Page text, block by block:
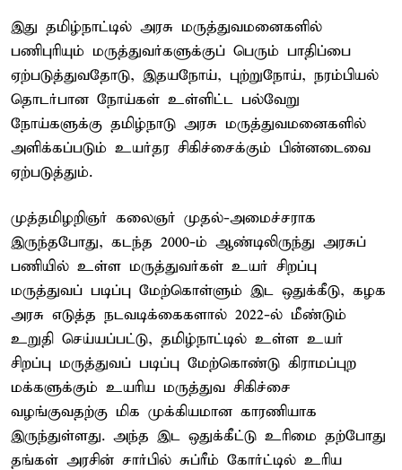
இது தமிழ்நாட்டில் அரசு மருத்துவமனைகளில்
பணிபுரியும் மருத்துவர்களுக்குப் பெரும் பாதிப்பை
ஏற்படுத்துவதோடு, இதயநோய், புற்றுநோய், நரம்பியல்
தொடர்பான நோய்கள் உள்ளிட்ட பல்வேறு
நோய்களுக்கு தமிழ்நாடு அரசு மருத்துவமனைகளில்
அளிக்கப்படும் உயர்தர சிகிச்சைக்கும் பின்னடைவை
ஏற்படுத்தும்.
முத்தமிழறிஞர் கலைஞர் முதல்-அமைச்சராக
இருந்தபோது, கடந்த 2000-ம் ஆண்டிலிருந்து அரசுப்
பணியில் உள்ள மருத்துவர்கள் உயர் சிறப்பு
மருத்துவப் படிப்பு மேற்கொள்ளும் இட ஒதுக்கீடு, கழக
அரசு எடுத்த நடவடிக்கைகளால் 2022-ல் மீண்டும்
உறுதி செய்யப்பட்டு, தமிழ்நாட்டில் உள்ள உயர்
சிறப்பு மருத்துவப் படிப்பு மேற்கொண்டு கிராமப்புற
மக்களுக்கும் உயரிய மருத்துவ சிகிச்சை
வழங்குவதற்கு மிக முக்கியமான காரணியாக
இருந்துள்ளது. அந்த இட ஒதுக்கீட்டு உரிமை தற்போது
தங்கள் அரசின் சார்பில் சுப்ரீம் கோர்ட்டில் உரிய